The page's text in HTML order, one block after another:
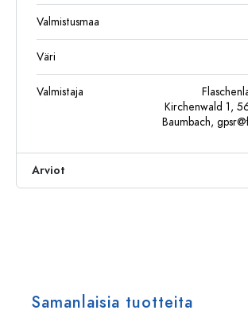
Valmistusmaa
Väri
Valmistaja
Kirchenwald 1,
Baumbach,
Arviot
Samanlaisia tuotteita